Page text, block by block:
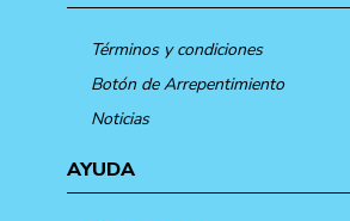
Términos y condiciones
Botón de Arrepentimiento
Noticias
AYUDA